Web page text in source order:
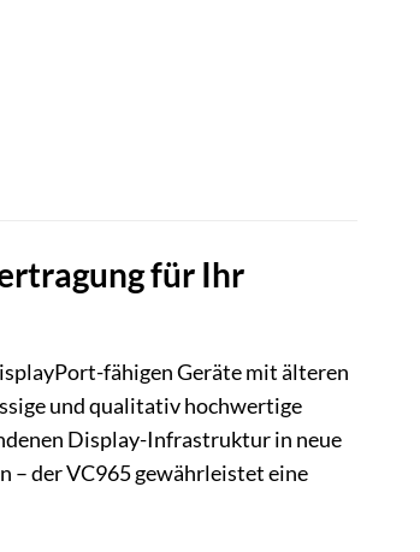
für Ihr
fähigen Geräte mit älteren
und qualitativ hochwertige
Display-Infrastruktur in neue
– der VC965 gewährleistet eine